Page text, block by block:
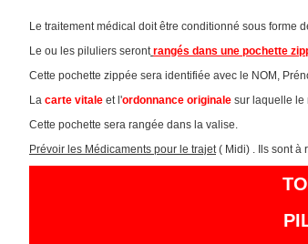
Le traitement médical doit être conditionné sous forme
Le ou les piluliers seront rangés dans une pochette
Cette pochette zippée sera identifiée avec le NOM,
La carte vitale et l'ordonnance originale sur laquelle le
Cette pochette sera rangée dans la valise.
Prévoir les Médicaments pour le trajet ( Midi) . Ils sont à